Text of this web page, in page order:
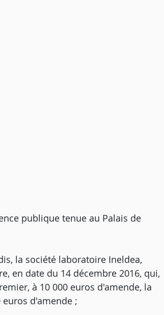
publique tenue au Palais de
la société laboratoire Ineldea,
en date du 14 décembre 2016, qui,
à 10 000 euros d'amende, la
d'amende ;